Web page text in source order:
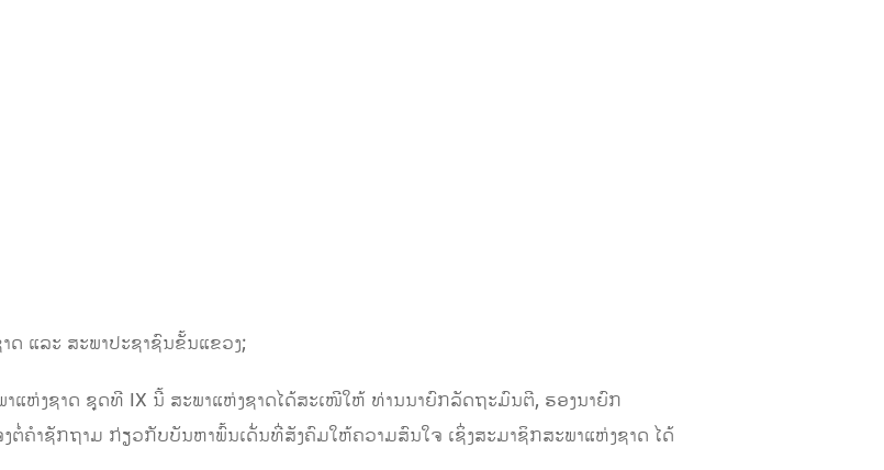
ແລະ ສະພາປະຊາຊົນຂັ້ນແຂວງ;
ແຫ່ງຊາດ ຊຸດທີ IX ນີ້ ສະພາແຫ່ງຊາດໄດ້ສະເໜີໃຫ້ ທ່ານນາຍົກລັດຖະມົນຕີ, ຮອງນາຍົກ
ຄໍາຊັກຖາມ ກ່ຽວກັບບັນຫາພົ້ນເດັ່ນທີ່ສັງຄົມໃຫ້ຄວາມສົນໃຈ ເຊິ່ງສະມາຊິກສະພາແຫ່ງຊາດ ໄດ້